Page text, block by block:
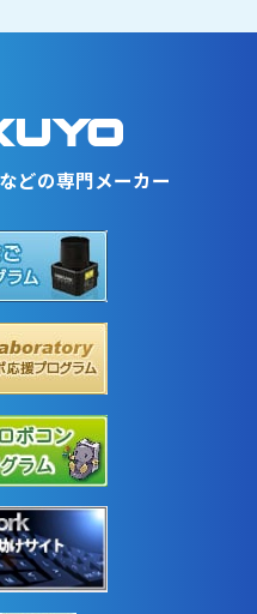
どの専門メーカー